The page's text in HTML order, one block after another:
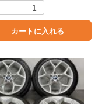
カートに入れる